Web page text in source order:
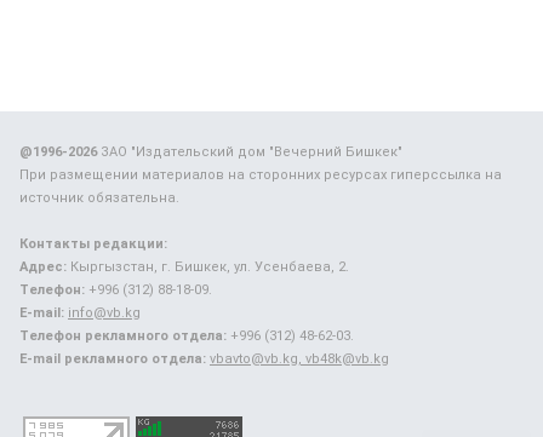
@1996-2026ЗАО "Издательский дом "Вечерний Бишкек"
При размещении материалов на сторонних ресурсах гиперссылка на
источник обязательна.
Контакты редакции:
Адрес: Кыргызстан, г. Бишкек, ул. Усенбаева, 2.
Телефон: +996 (312) 88-18-09.
E-mail: info@vb.kg
Телефон рекламного отдела: +996 (312) 48-62-03.
E-mail рекламного отдела: vbavto@vb.kg, vb48k@vb.kg